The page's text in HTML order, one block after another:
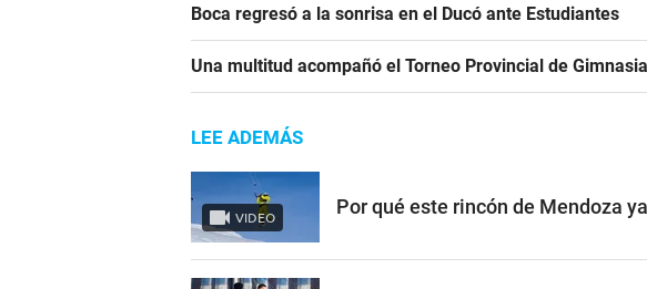
Boca regresó a la sonrisa en el Ducó ante Estudiantes
Una multitud acompañó el Torneo Provincial de
LEE ADEMÁS
VIDEO Por qué este rincón de Mendoza